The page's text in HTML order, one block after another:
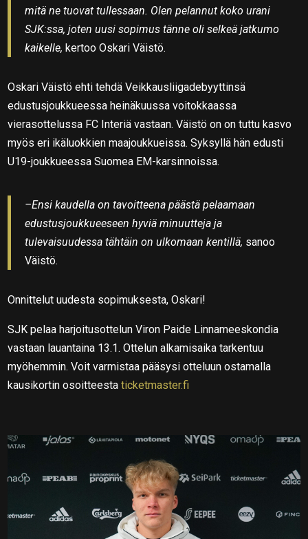
mitä ne tuovat tullessaan. Olen pelannut koko urani
SJK:ssa, joten uusi sopimus tänne oli selkeä jatkumo
kaikelle, kertoo Oskari Väistö.
Oskari Väistö ehti tehdä Veikkausliigadebyyttinsä
edustusjoukkueessa heinäkuussa voitokkaassa
vierasottelussa FC Interiä vastaan. Väistö on on tuttu kasvo
myös eri ikäluokkien maajoukkueissa. Syksyllä hän edusti
U19-joukkueessa Suomea EM-karsinnoissa.
–Ensi kaudella on tavoitteena päästä pelaamaan
edustusjoukkueeseen hyviä minuutteja ja
tulevaisuudessa tähtäin on ulkomaan kentillä, sanoo
Väistö.
Onnittelut uudesta sopimuksesta, Oskari!
SJK pelaa harjoitusottelun Viron Paide Linnameeskondia
vastaan lauantaina 13.1. Ottelun alkamisaika tarkentuu
myöhemmin. Voit varmistaa pääsysi otteluun ostamalla
kausikortin osoitteestaticketmaster.fi